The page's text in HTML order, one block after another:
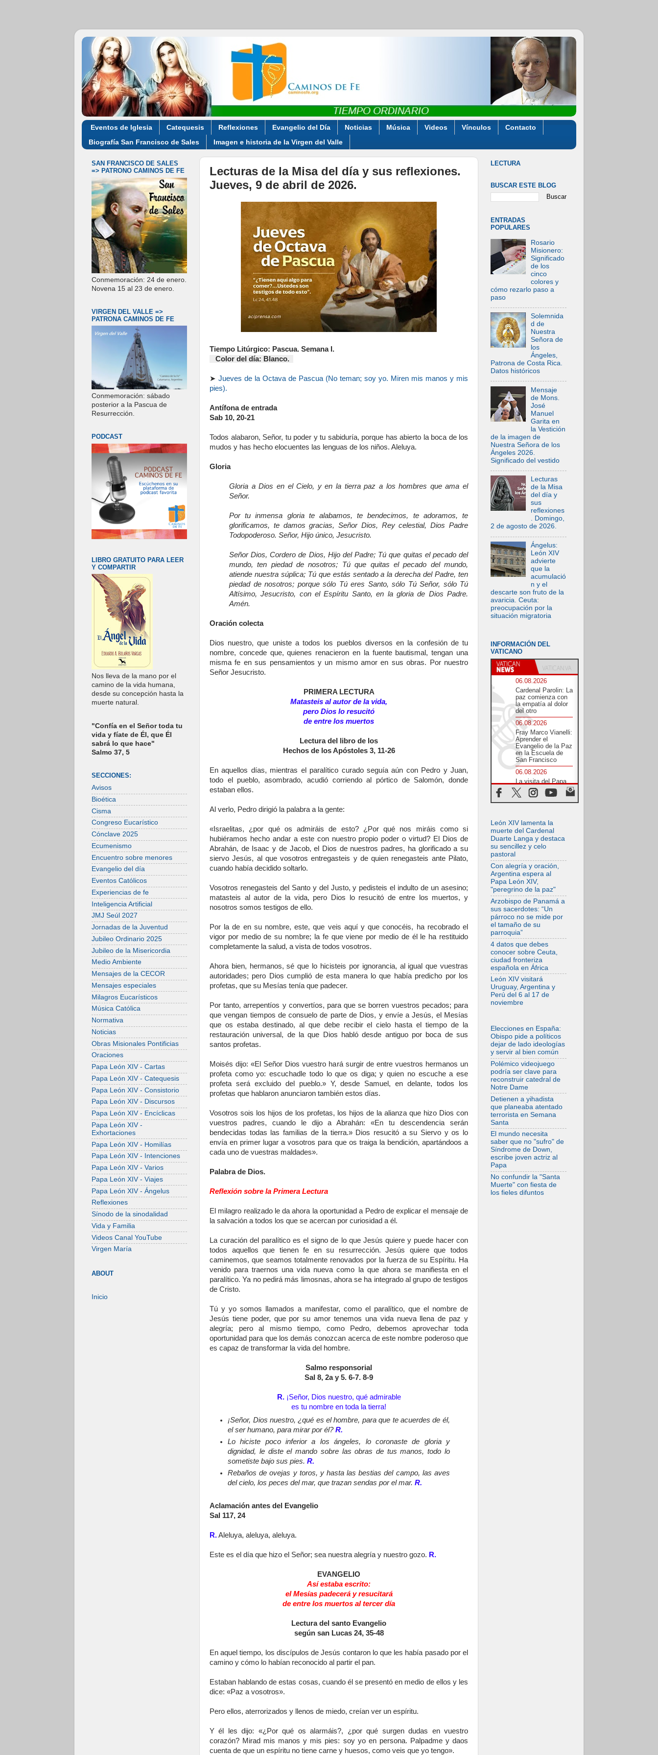
Eventos de Iglesia Catequesis Reflexiones Evangelio del Día Noticias Música Videos Vínculos
Contacto
Biografía San Francisco de Sales
Imagen e historia de la Virgen del Valle
Lecturas de la Misa del día y sus reflexiones.
Jueves, 9 de abril de 2026.
Tiempo Litúrgico: Pascua. Semana I.
Color del día: Blanco.
➤ Jueves de la Octava de Pascua (No teman; soy yo. Miren mis manos y mis
pies).
Antífona de entrada
Sab 10, 20-21
Todos alabaron, Señor, tu poder y tu sabiduría, porque has abierto la boca de los
mudos y has hecho elocuentes las lenguas de los niños. Aleluya.
Gloria
Gloria a Dios en el Cielo, y en la tierra paz a los hombres que ama el
Señor.
Por tu inmensa gloria te alabamos, te bendecimos, te adoramos, te
glorificamos, te damos gracias, Señor Dios, Rey celestial, Dios Padre
Todopoderoso. Señor, Hijo único, Jesucristo.
Señor Dios, Cordero de Dios, Hijo del Padre; Tú que quitas el pecado del
mundo, ten piedad de nosotros; Tú que quitas el pecado del mundo,
atiende nuestra súplica; Tú que estás sentado a la derecha del Padre, ten
piedad de nosotros; porque sólo Tú eres Santo, sólo Tú Señor, sólo Tú
Altísimo, Jesucristo, con el Espíritu Santo, en la gloria de Dios Padre.
Amén.
Oración colecta
Dios nuestro, que uniste a todos los pueblos diversos en la confesión de tu
nombre, concede que, quienes renacieron en la fuente bautismal, tengan una
misma fe en sus pensamientos y un mismo amor en sus obras. Por nuestro
Señor Jesucristo.
PRIMERA LECTURA
Matasteis al autor de la vida,
pero Dios lo resucitó
de entre los muertos
Lectura del libro de los
Hechos de los Apóstoles 3, 11-26
En aquellos días, mientras el paralítico curado seguía aún con Pedro y Juan,
todo el pueblo, asombrado, acudió corriendo al pórtico de Salomón, donde
estaban ellos.
Al verlo, Pedro dirigió la palabra a la gente:
«Israelitas, ¿por qué os admiráis de esto? ¿Por qué nos miráis como si
hubiéramos hecho andar a este con nuestro propio poder o virtud? El Dios de
Abrahán, de Isaac y de Jacob, el Dios de nuestros padres, ha glorificado a su
siervo Jesús, al que vosotros entregasteis y de quien renegasteis ante Pilato,
cuando había decidido soltarlo.
Vosotros renegasteis del Santo y del Justo, y pedisteis el indulto de un asesino;
matasteis al autor de la vida, pero Dios lo resucitó de entre los muertos, y
nosotros somos testigos de ello.
Por la de en su nombre, este, que veis aquí y que conocéis, ha recobrado el
vigor por medio de su nombre; la fe que viene por medio de él le ha restituido
completamente la salud, a vista de todos vosotros.
Ahora bien, hermanos, sé que lo hicisteis por ignorancia, al igual que vuestras
autoridades; pero Dios cumplió de esta manera lo que había predicho por los
profetas, que su Mesías tenía que padecer.
Por tanto, arrepentíos y convertíos, para que se borren vuestros pecados; para
que vengan tiempos de consuelo de parte de Dios, y envíe a Jesús, el Mesías
que os estaba destinado, al que debe recibir el cielo hasta el tiempo de la
restauración universal, de la que Dios habló desde antiguo por boca de sus
santos profetas.
Moisés dijo: «El Señor Dios vuestro hará surgir de entre vuestros hermanos un
profeta como yo: escuchadle todo lo que os diga; y quien no escuche a ese
profeta será excluido del pueblo.» Y, desde Samuel, en delante, todos los
profetas que hablaron anunciaron también estos días.
Vosotros sois los hijos de los profetas, los hijos de la alianza que hizo Dios con
vuestros padres, cuando le dijo a Abrahán: «En tu descendencia serán
bendecidas todas las familias de la tierra.» Dios resucitó a su Siervo y os lo
envía en primer lugar a vosotros para que os traiga la bendición, apartándoos a
cada uno de vuestras maldades».
Palabra de Dios.
Reflexión sobre la Primera Lectura
El milagro realizado le da ahora la oportunidad a Pedro de explicar el mensaje de
la salvación a todos los que se acercan por curiosidad a él.
La curación del paralítico es el signo de lo que Jesús quiere y puede hacer con
todos aquellos que tienen fe en su resurrección. Jesús quiere que todos
caminemos, que seamos totalmente renovados por la fuerza de su Espíritu. Ha
venido para traernos una vida nueva como la que ahora se manifiesta en el
paralítico. Ya no pedirá más limosnas, ahora se ha integrado al grupo de testigos
de Cristo.
Tú y yo somos llamados a manifestar, como el paralítico, que el nombre de
Jesús tiene poder, que por su amor tenemos una vida nueva llena de paz y
alegría; pero al mismo tiempo, como Pedro, debemos aprovechar toda
oportunidad para que los demás conozcan acerca de este nombre poderoso que
es capaz de transformar la vida del hombre.
Salmo responsorial
Sal 8, 2a y 5. 6-7. 8-9
R.¡Señor, Dios nuestro, qué admirable
es tu nombre en toda la tierra!
¡Señor, Dios nuestro, ¿qué es el hombre, para que te acuerdes de él,
el ser humano, para mirar por él?R.
Lo hiciste poco inferior a los ángeles, lo coronaste de gloria y
dignidad, le diste el mando sobre las obras de tus manos, todo lo
sometiste bajo sus pies.R.
Rebaños de ovejas y toros, y hasta las bestias del campo, las aves
del cielo, los peces del mar, que trazan sendas por el mar.R.
Aclamación antes del Evangelio
Sal 117, 24
R.Aleluya, aleluya, aleluya.
Este es el día que hizo el Señor; sea nuestra alegría y nuestro gozo. R.
EVANGELIO
Así estaba escrito:
el Mesías padecerá y resucitará
de entre los muertos al tercer día
Lectura del santo Evangelio
según san Lucas 24, 35-48
En aquel tiempo, los discípulos de Jesús contaron lo que les había pasado por el
camino y cómo lo habían reconocido al partir el pan.
Estaban hablando de estas cosas, cuando él se presentó en medio de ellos y les
dice: «Paz a vosotros».
Pero ellos, aterrorizados y llenos de miedo, creían ver un espíritu.
Y él les dijo: «¿Por qué os alarmáis?, ¿por qué surgen dudas en vuestro
corazón? Mirad mis manos y mis pies: soy yo en persona. Palpadme y daos
cuenta de que un espíritu no tiene carne y huesos, como veis que yo tengo».
SAN FRANCISCO DE SALES
=> PATRONO CAMINOS DE FE
Conmemoración: 24 de enero.
Novena 15 al 23 de enero.
VIRGEN DEL VALLE =>
PATRONA CAMINOS DE FE
Conmemoración: sábado
posterior a la Pascua de
Resurrección.
PODCAST
LIBRO GRATUITO PARA LEER
Y COMPARTIR
Nos lleva de la mano por el
camino de la vida humana,
desde su concepción hasta la
muerte natural.
"Confía en el Señor toda tu
vida y fíate de Él, que Él
sabrá lo que hace"
Salmo 37, 5
SECCIONES:
Avisos
Bioética
Cisma
Congreso Eucarístico
Cónclave 2025
Ecumenismo
Encuentro sobre menores
Evangelio del día
Eventos Católicos
Experiencias de fe
Inteligencia Artificial
JMJ Seúl 2027
Jornadas de la Juventud
Jubileo Ordinario 2025
Jubileo de la Misericordia
Medio Ambiente
Mensajes de la CECOR
Mensajes especiales
Milagros Eucarísticos
Música Católica
Normativa
Noticias
Obras Misionales Pontificias
Oraciones
Papa León XIV - Cartas
Papa León XIV - Catequesis
Papa León XIV - Consistorio
Papa León XIV - Discursos
Papa León XIV - Encíclicas
Papa León XIV -
Exhortaciones
Papa León XIV - Homilías
Papa León XIV - Intenciones
Papa León XIV - Varios
Papa León XIV - Viajes
Papa León XIV - Ángelus
Reflexiones
Sínodo de la sinodalidad
Vida y Familia
Videos Canal YouTube
Virgen María
ABOUT
Inicio
LECTURA
BUSCAR ESTE BLOG
ENTRADAS
POPULARES
Rosario
Misionero:
Significado
de los
cinco
colores y
cómo rezarlo paso a
paso
Solemnida
d de
Nuestra
Señora de
los
Ángeles,
Patrona de Costa Rica.
Datos históricos
Mensaje
de Mons.
José
Manuel
Garita en
la Vestición
de la imagen de
Nuestra Señora de los
Ángeles 2026.
Significado del vestido
Lecturas
de la Misa
del día y
sus
reflexiones
. Domingo,
2 de agosto de 2026.
Ángelus:
León XIV
advierte
que la
acumulació
n y el
descarte son fruto de la
avaricia. Ceuta:
preocupación por la
situación migratoria
INFORMACIÓN DEL
VATICANO
06.08.2026
Cardenal Parolin: La
paz comienza con
la empatía al dolor
del otro
06.08.2026
Fray Marco Vianelli:
Aprender el
Evangelio de la Paz
en la Escuela de
San Francisco
06.08.2026
La visita del Papa
León XIV a Asís en
un minuto
de los jóvenes al
Papa: «Hoy nos
sentimos Iglesia»
06.08.2026
Líbano: Reanudan
los coloquios en
Roma en medio de
tensiones y ataques
en el sur del país
06.08.2026
Hiroshima y
Nagasaki, 81 años
después.
Comienzan "Diez
Días Oración por la
Paz"
06.08.2026
Pizzaballa en Asís:
los cristianos
quieren paz
06.08.2026
Sturla: La visita de
León XIV será una
06.08.2026
León XIV: La
revolución del
Evangelio derriba
los muros que
separan
06.08.2026
La Iglesia en Ceuta:
caridad y esperanza
frente al drama
migratorio
León XIV lamenta la
muerte del Cardenal
Duarte Langa y destaca
su sencillez y celo
pastoral
Con alegría y oración,
Argentina espera al
Papa León XIV,
"peregrino de la paz"
Arzobispo de Panamá a
sus sacerdotes: “Un
párroco no se mide por
el tamaño de su
parroquia”
4 datos que debes
conocer sobre Ceuta,
ciudad fronteriza
española en África
León XIV visitará
Uruguay, Argentina y
Perú del 6 al 17 de
noviembre
Elecciones en España:
Obispo pide a políticos
dejar de lado ideologías
y servir al bien común
Polémico videojuego
podría ser clave para
reconstruir catedral de
Notre Dame
Detienen a yihadista
que planeaba atentado
terrorista en Semana
Santa
El mundo necesita
saber que no "sufro" de
Síndrome de Down,
escribe joven actriz al
Papa
No confundir la "Santa
Muerte" con fiesta de
los fieles difuntos